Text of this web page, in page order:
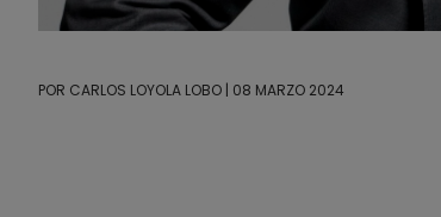
POR CARLOS LOYOLA LOBO | 08 MARZO 2024